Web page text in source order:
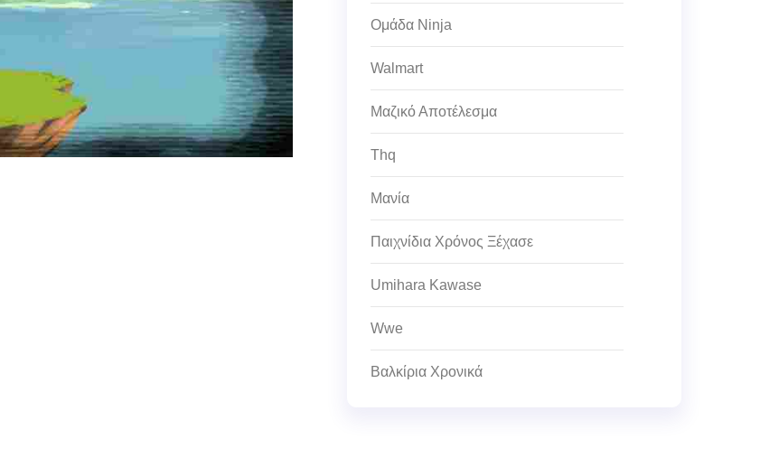
Ομάδα Ninja
Walmart
Μαζικό Αποτέλεσμα
Thq
Μανία
Παιχνίδια Χρόνος Ξέχασε
Umihara Kawase
Wwe
Βαλκίρια Χρονικά